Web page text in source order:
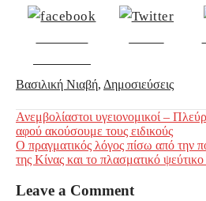
Βασιλική Νιαβή, Δημοσιεύσεις
Post
navigation
Ανεμβολίαστοι υγειονομικοί –
αφού ακούσουμε τους ειδικούς
Ο πραγματικός λόγος πίσω από την
της Κίνας και το πλασματικό
Leave a Comment